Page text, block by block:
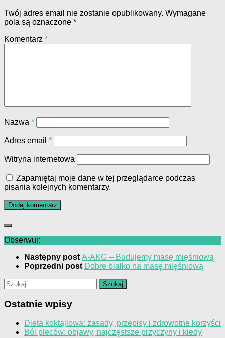
Twój adres email nie zostanie opublikowany. Wymagane
pola są oznaczone *
Komentarz *
Nazwa *
Adres email *
Witryna internetowa
Zapamiętaj moje dane w tej przeglądarce podczas
pisania kolejnych komentarzy.
Obserwuj:
Następny post A-AKG – Budujemy masę mięśniową
Poprzedni post Dobre białko na masę mięśniową
Szukaj:
Ostatnie wpisy
Dieta koktajlowa: zasady, przepisy i zdrowotne korzyści
Ból pleców: objawy, najczęstsze przyczyny i kiedy